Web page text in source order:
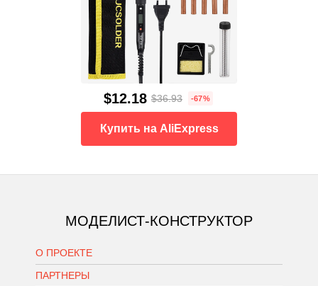
$12.18 $36.93 -67%
Купить на AliExpress
МОДЕЛИСТ-КОНСТРУКТОР
О ПРОЕКТЕ
ПАРТНЕРЫ